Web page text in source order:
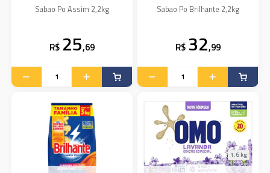
Sabao Po Assim 2,2kg
R$ 25,69
Sabao Po Brilhante 2,2kg
R$ 32,99
1.6 kg